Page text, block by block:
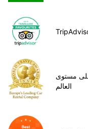
على مستوى
العالم